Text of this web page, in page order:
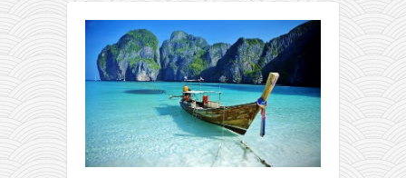
430€
туда-
обратно!